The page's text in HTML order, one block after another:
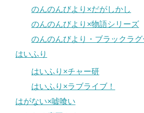
のんのんびより×だがしかし
のんのんびより×物語シリーズ
のんのんびより・ブラックラグ
はいふり
はいふり×チャー研
はいふり×ラブライブ！
はがない×嘘喰い